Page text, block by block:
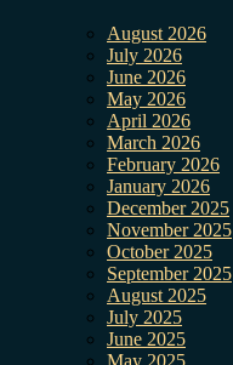
August 2026
July 2026
June 2026
May 2026
April 2026
March 2026
February 2026
January 2026
December 2025
November 2025
October 2025
September 2025
August 2025
July 2025
June 2025
May 2025